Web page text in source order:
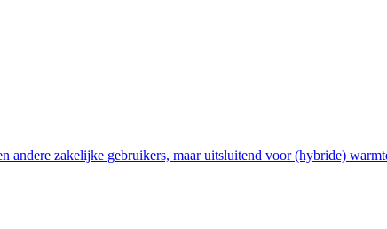
zakelijke gebruikers, maar uitsluitend voor (hybride)